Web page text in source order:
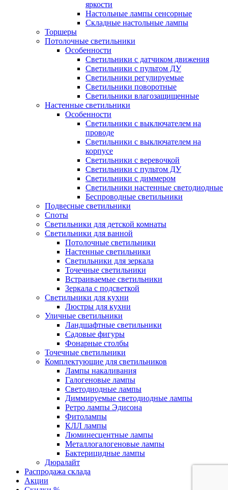
яркости
Настольные лампы сенсорные
Складные настольные лампы
Торшеры
Потолочные светильники
Особенности
Светильники с датчиком движения
Светильники с пультом ДУ
Светильники регулируемые
Светильники поворотные
Светильники влагозащищенные
Настенные светильники
Особенности
Светильники с выключателем на
проводе
Светильники с выключателем на
корпусе
Светильники с веревочкой
Светильники с пультом ДУ
Светильники с диммером
Светильники настенные светодиодные
Беспроводные светильники
Подвесные светильники
Споты
Светильники для детской комнаты
Светильники для ванной
Потолочные светильники
Настенные светильники
Светильники для зеркала
Точечные светильники
Встраиваемые светильники
Зеркала с подсветкой
Светильники для кухни
Люстры для кухни
Уличные светильники
Ландшафтные светильники
Садовые фигуры
Фонарные столбы
Точечные светильники
Комплектующие для светильников
Лампы накаливания
Галогеновые лампы
Светодиодные лампы
Диммируемые светодиодные лампы
Ретро лампы Эдисона
Фитолампы
КЛЛ лампы
Люминесцентные лампы
Металлогалогеновые лампы
Бактерицидные лампы
Дюралайт
Распродажа склада
Акции